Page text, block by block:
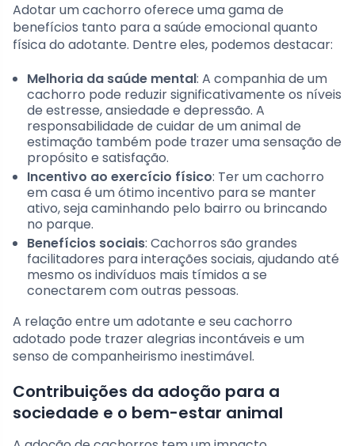
Adotar um cachorro oferece uma gama de
benefícios tanto para a saúde emocional quanto
física do adotante. Dentre eles, podemos destacar:
Melhoria da saúde mental: A companhia de um
cachorro pode reduzir significativamente os níveis
de estresse, ansiedade e depressão. A
responsabilidade de cuidar de um animal de
estimação também pode trazer uma sensação de
propósito e satisfação.
Incentivo ao exercício físico: Ter um cachorro
em casa é um ótimo incentivo para se manter
ativo, seja caminhando pelo bairro ou brincando
no parque.
Benefícios sociais: Cachorros são grandes
facilitadores para interações sociais, ajudando até
mesmo os indivíduos mais tímidos a se
conectarem com outras pessoas.
A relação entre um adotante e seu cachorro
adotado pode trazer alegrias incontáveis e um
senso de companheirismo inestimável.
Contribuições da adoção para a
sociedade e o bem-estar animal